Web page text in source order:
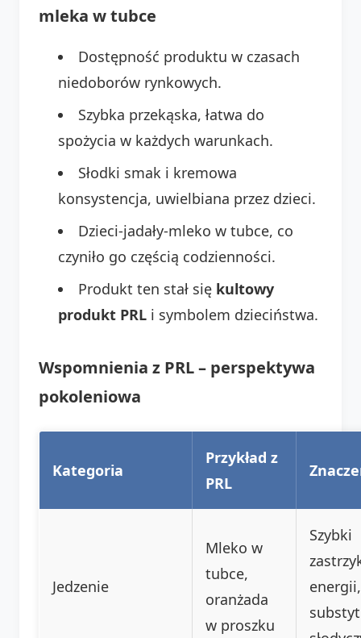
mleka w tubce
Dostępność produktu w czasach
niedoborów rynkowych.
Szybka przekąska, łatwa do
spożycia w każdych warunkach.
Słodki smak i kremowa
konsystencja, uwielbiana przez dzieci.
Dzieci-jadały-mleko w tubce, co
czyniło go częścią codzienności.
Produkt ten stał się kultowy
produkt PRL i symbolem dzieciństwa.
Wspomnienia z PRL – perspektywa
pokoleniowa
Kategoria
Przykład z
PRL
Jedzenie
Mleko w
tubce,
oranżada
w proszku
Szybki
energii,